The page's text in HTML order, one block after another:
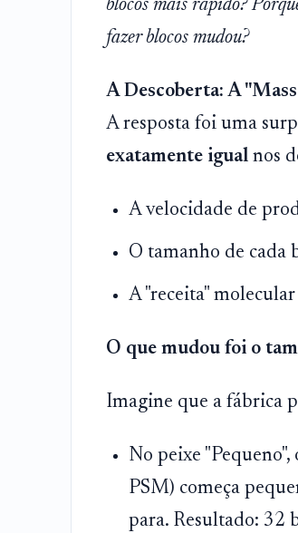
blocos mais rápido?
fazer blocos mudou?
A Descoberta: A
A resposta foi uma
exatamente igualnos
A velocidade de
O tamanho de cada
A "receita" molecular
O que mudou foi o
Imagine que a fábrica
No peixe
PSM) começa
para. Resultado: 32